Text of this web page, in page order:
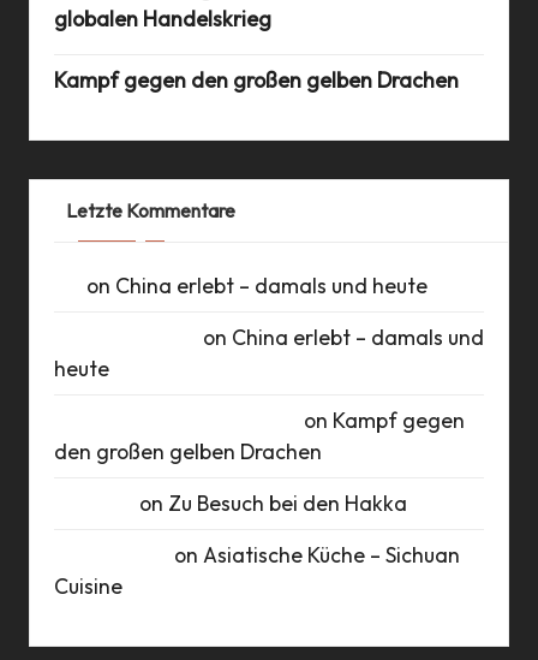
globalen Handelskrieg
Kampf gegen den großen gelben Drachen
Letzte Kommentare
on China erlebt – damals und heute
on China erlebt – damals und
heute
on Kampf gegen
den großen gelben Drachen
on Zu Besuch bei den Hakka
on Asiatische Küche – Sichuan
Cuisine